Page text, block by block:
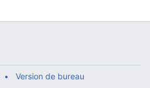
Version de bureau